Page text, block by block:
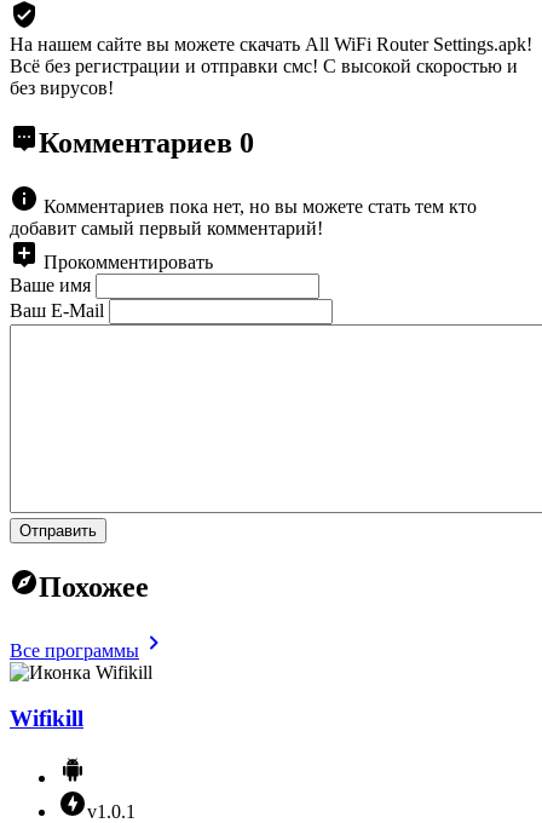
На нашем сайте вы можете скачать All WiFi Router Settings.apk!
Всё без регистрации и отправки смс! С высокой скоростью и
без вирусов!
Комментариев 0
Комментариев пока нет, но вы можете стать тем кто
добавит самый первый комментарий!
Прокомментировать
Ваше имя
Ваш E-Mail
Отправить
Похожее
Все программы
Wifikill
v1.0.1